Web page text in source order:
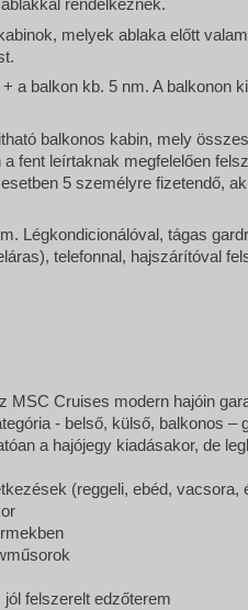
rendelkeznek.
melyek ablaka előtt
a balkon kb. 5 nm. A balkonon
balkonos kabin, mely
fent leírtaknak megfelelően
5 személyre fizetendő,
Légkondicionálóval, tágas
telefonnal, hajszárítóval
MSC Cruises modern hajóin
- belső, külső, balkonos –
a hajójegy kiadásakor, de
(reggeli, ebéd, vacsora,
felszerelt edzőterem